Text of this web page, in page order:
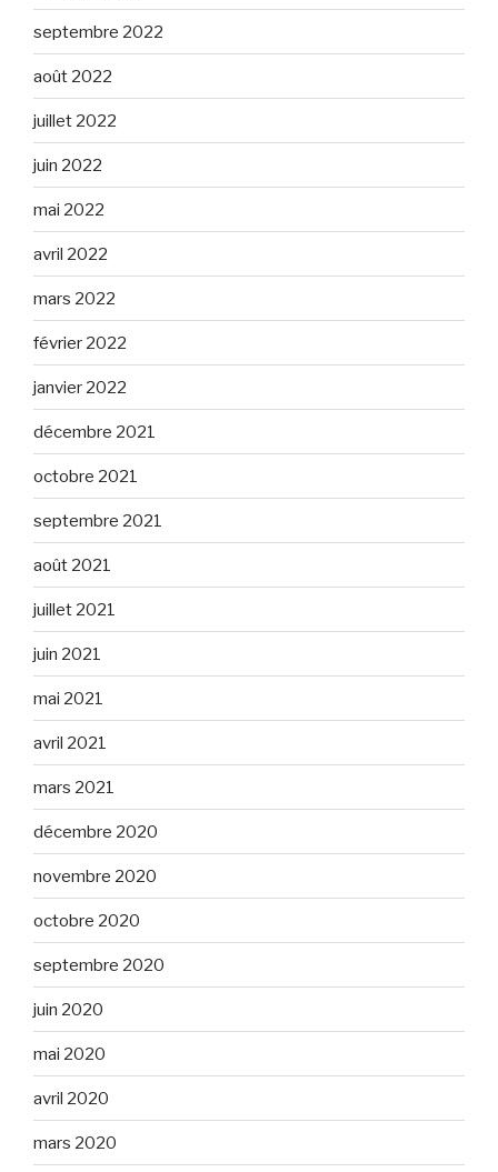
septembre 2022
août 2022
juillet 2022
juin 2022
mai 2022
avril 2022
mars 2022
février 2022
janvier 2022
décembre 2021
octobre 2021
septembre 2021
août 2021
juillet 2021
juin 2021
mai 2021
avril 2021
mars 2021
décembre 2020
novembre 2020
octobre 2020
septembre 2020
juin 2020
mai 2020
avril 2020
mars 2020